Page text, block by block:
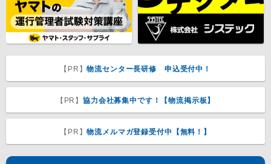
【PR】物流センター長研修 申込受付中！
【PR】協力会社募集中です！【物流掲示板】
【PR】物流メルマガ登録受付中【無料！】